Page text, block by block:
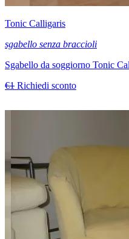
Tonic Calligaris
sgabello senza braccioli
Sgabello da soggiorno Tonic
€1 Richiedi sconto